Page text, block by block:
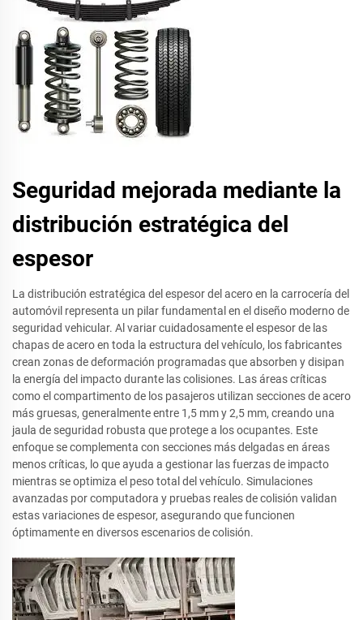
Seguridad mejorada mediante la
distribución estratégica del
espesor
La distribución estratégica del espesor del acero en la carrocería del
automóvil representa un pilar fundamental en el diseño moderno de
seguridad vehicular. Al variar cuidadosamente el espesor de las
chapas de acero en toda la estructura del vehículo, los fabricantes
crean zonas de deformación programadas que absorben y disipan
la energía del impacto durante las colisiones. Las áreas críticas
como el compartimento de los pasajeros utilizan secciones de acero
más gruesas, generalmente entre 1,5 mm y 2,5 mm, creando una
jaula de seguridad robusta que protege a los ocupantes. Este
enfoque se complementa con secciones más delgadas en áreas
menos críticas, lo que ayuda a gestionar las fuerzas de impacto
mientras se optimiza el peso total del vehículo. Simulaciones
avanzadas por computadora y pruebas reales de colisión validan
estas variaciones de espesor, asegurando que funcionen
óptimamente en diversos escenarios de colisión.